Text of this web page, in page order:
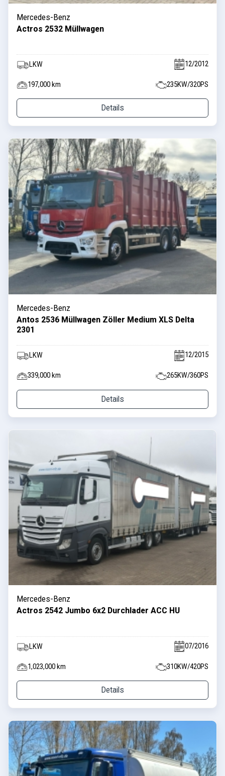
Mercedes-Benz
Actros 2532 Müllwagen
LKW 12/2012
197,000 km 235KW/320PS
Details
Mercedes-Benz
Antos 2536 Müllwagen Zöller Medium XLS Delta
2301
LKW 12/2015
339,000 km 265KW/360PS
Details
Mercedes-Benz
Actros 2542 Jumbo 6x2 Durchlader ACC HU
LKW 07/2016
1,023,000 km 310KW/420PS
Details